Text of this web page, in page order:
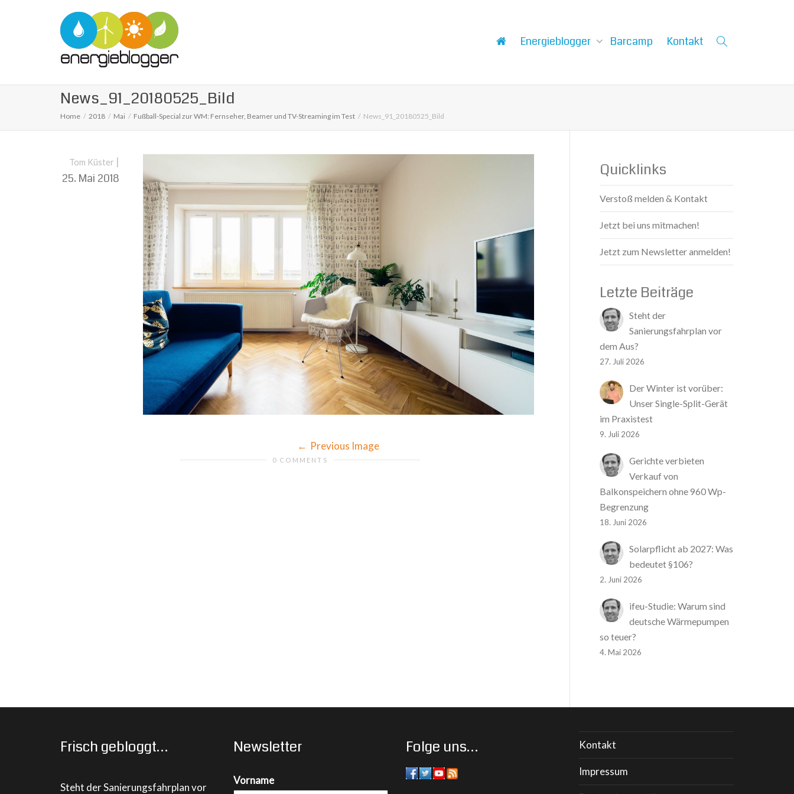
Energieblogger Barcamp Kontakt
News_91_20180525_Bild
Home 2018 Mai Fußball-Special zur WM: Fernseher, Beamer und TV-Streaming im Test News_91_20180525_Bild
Tom Küster |
25. Mai 2018
Previous Image
0 COMMENTS
Quicklinks
Verstoß melden & Kontakt
Jetzt bei uns mitmachen!
Jetzt zum Newsletter anmelden!
Letzte Beiträge
Steht der
Sanierungsfahrplan vor
dem Aus?
27. Juli 2026
Der Winter ist vorüber:
Unser Single-Split-Gerät
im Praxistest
9. Juli 2026
Gerichte verbieten
Verkauf von
Balkonspeichern ohne 960 Wp-
Begrenzung
18. Juni 2026
Solarpflicht ab 2027: Was
bedeutet §106?
2. Juni 2026
ifeu-Studie: Warum sind
deutsche Wärmepumpen
so teuer?
4. Mai 2026
Frisch gebloggt…
Steht der Sanierungsfahrplan vor
Newsletter
Vorname
Folge uns… Kontakt
Impressum